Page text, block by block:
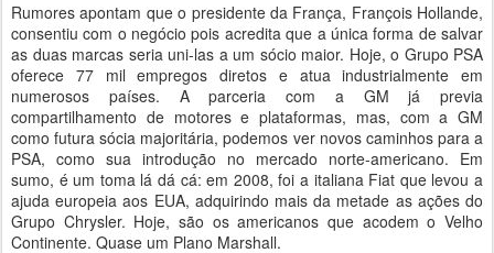
Rumores apontam que o presidente da França, François Hollande,
consentiu com o negócio pois acredita que a única forma de salvar
as duas marcas seria uni-las a um sócio maior. Hoje, o Grupo PSA
oferece 77 mil empregos diretos e atua industrialmente em
numerosos países. A parceria com a GM já previa
compartilhamento de motores e plataformas, mas, com a GM
como futura sócia majoritária, podemos ver novos caminhos para a
PSA, como sua introdução no mercado norte-americano. Em
sumo, é um toma lá dá cá: em 2008, foi a italiana Fiat que levou a
ajuda europeia aos EUA, adquirindo mais da metade as ações do
Grupo Chrysler. Hoje, são os americanos que acodem o Velho
Continente. Quase um Plano Marshall.